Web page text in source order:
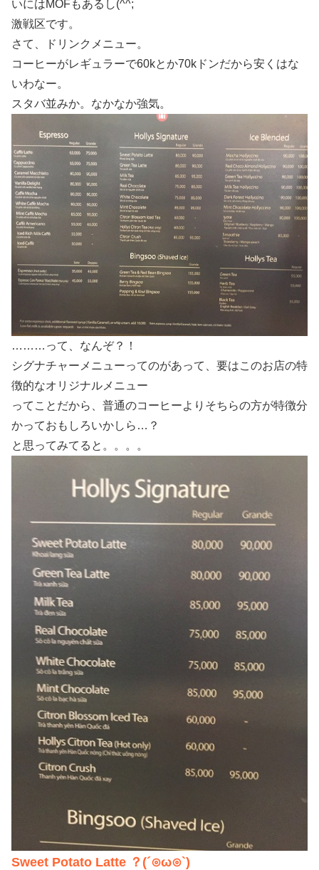
いにはMOFもあるし(^^;
激戦区です。
さて、ドリンクメニュー。
コーヒーがレギュラーで60kとか70kドンだから安くはな
いわなー。
スタバ並みか。なかなか強気。
………って、なんぞ？！
シグナチャーメニューってのがあって、要はこのお店の特
徴的なオリジナルメニュー
ってことだから、普通のコーヒーよりそちらの方が特徴分
かっておもしろいかしら…？
と思ってみてると。。。。
Sweet Potato Latte ？(´⊙ω⊙`)